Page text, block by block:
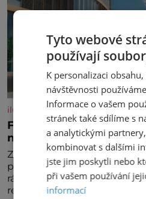
iluxus.cz
Ford dává český fotbal
novým partnerem FAČR
Značka Ford se od srpna
partnerem Fotbalové
rámci tříleté spolupráce
reprezentačních týmů i
Tyto webové
používají
K personalizaci
návštěvnosti
Informace o vašem
stránek také sdílíme s
a analytickými
kombinovat s dalšími
jste jim poskytli nebo
při vašem používání
informací